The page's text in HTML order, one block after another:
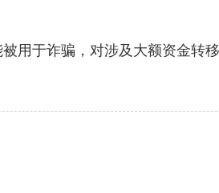
于诈骗，对涉及大额资金转移